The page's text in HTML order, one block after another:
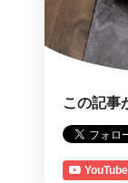
この記事
YouTube